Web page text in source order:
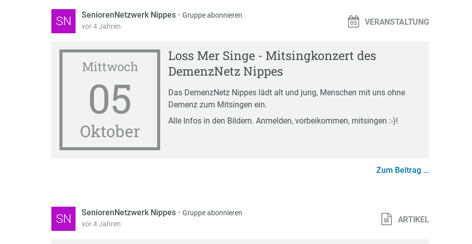
SN SeniorenNetzwerk Nippes · Gruppe abonnieren
vor 4 Jahren
VERANSTALTUNG
Mittwoch
05
Oktober
Loss Mer Singe - Mitsingkonzert des
DemenzNetz Nippes
Das DemenzNetz Nippes lädt alt und jung, Menschen mit uns ohne
Demenz zum Mitsingen ein.
Alle Infos in den Bildern. Anmelden, vorbeikommen, mitsingen :-)!
Zum Beitrag …
SN SeniorenNetzwerk Nippes · Gruppe abonnieren
vor 4 Jahren
ARTIKEL